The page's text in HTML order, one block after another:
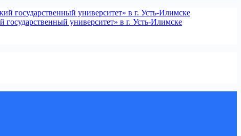
государственный университет» в г. Усть-Илимске